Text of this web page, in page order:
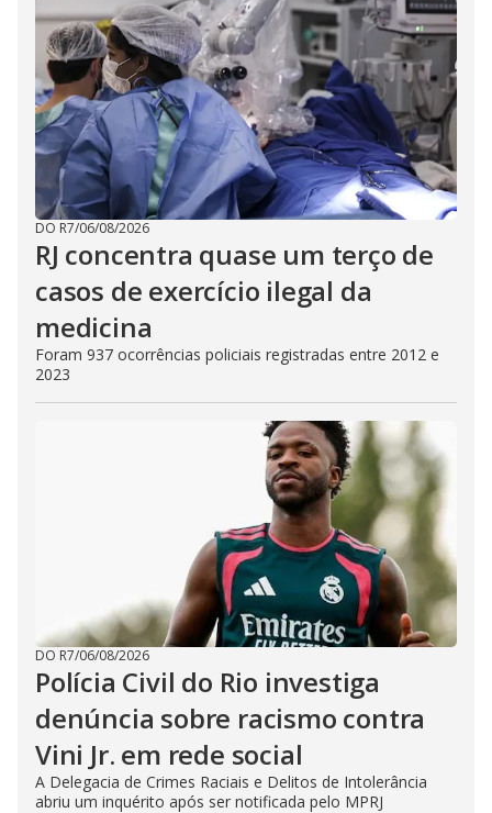
DO R7/06/08/2026
RJ concentra quase um terço de
casos de exercício ilegal da
medicina
Foram 937 ocorrências policiais registradas entre 2012 e
2023
DO R7/06/08/2026
Polícia Civil do Rio investiga
denúncia sobre racismo contra
Vini Jr. em rede social
A Delegacia de Crimes Raciais e Delitos de Intolerância
abriu um inquérito após ser notificada pelo MPRJ